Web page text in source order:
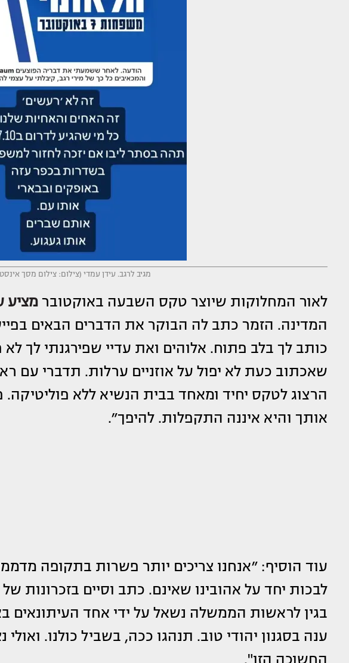
מגיב לרגב. עידן עמדי (צילום: צילום מסך
לאור המחלוקות שיוצר טקס השבעה באוקטוברמציע
המדינה. הזמר כתב לה הבוקר את הדברים הבאים
כותב לך בלב פתוח. אלוהים ואת עדיי שפירגנתי לך
שאכתוב כעת לא יפול על אוזניים ערלות. תדברי
הרצוג לטקס יחיד ומאחד בבית הנשיא ללא פוליטיקה.
אותך והיא איננה התקפלות. להיפך״.
עוד הוסיף: ״אנחנו צריכים יותר פשרות בתקופה
לבכות יחד על אהובינו שאינם. כתב וסיים בזכרונות
בגין לראשות הממשלה נשאל על ידי אחד העיתונאים
ענה בסגנון יהודי טוב. תנהגו ככה, בשביל כולנו. ואולי
החשוכה הזו".